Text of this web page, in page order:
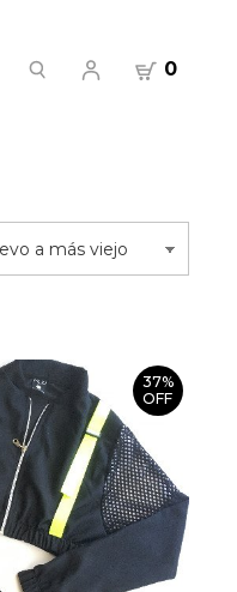
0
37%
OFF